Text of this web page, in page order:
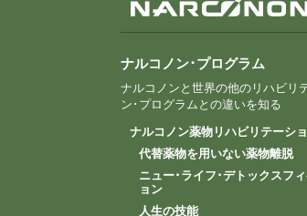
ナルコノン･プログラム
ナルコノンと世界の他のリハビリ
ン･プログラムとの違いを知る
ナルコノン薬物リハビリテーシ
代替薬物を用いない薬物離脱
ニュー･ライフ･デトックスフ
ョン
人生の技能